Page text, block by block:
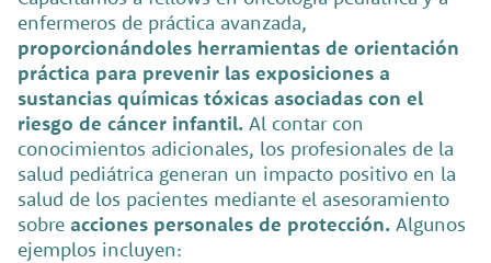
enfermeros de práctica avanzada,
proporcionándoles herramientas de orientación
práctica para prevenir las exposiciones a
sustancias químicas tóxicas asociadas con el
riesgo de cáncer infantil. Al contar con
conocimientos adicionales, los profesionales de la
salud pediátrica generan un impacto positivo en la
salud de los pacientes mediante el asesoramiento
sobre acciones personales de protección. Algunos
ejemplos incluyen: